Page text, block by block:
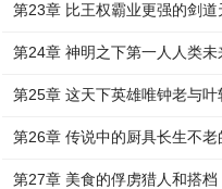
第23章 比王权霸业更强的剑
第24章 神明之下第一人人类未
第25章 这天下英雄唯钟老与叶
第26章 传说中的厨具长生不老
第27章 美食的俘虏猎人和搭档